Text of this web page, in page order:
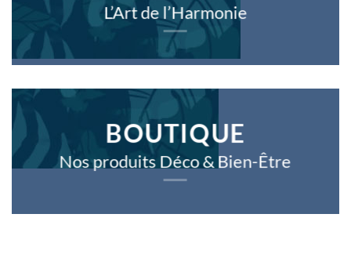
L’Art de l’Harmonie
BOUTIQUE
Nos produits Déco & Bien-Être